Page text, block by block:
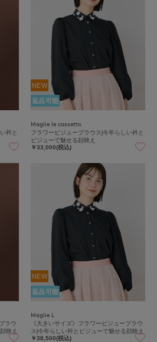
衿と
NEW
返品可能
Maglie le cassetto
フラワービジューブラウス|今年らしい衿と
ビジューで魅せる顔映え
￥33,000(税込)
ラウ
映え
NEW
返品可能
Maglie L
《大きいサイズ》フラワービジューブラウ
ス|今年らしい衿とビジューで魅せる顔映え
￥38,500(税込)